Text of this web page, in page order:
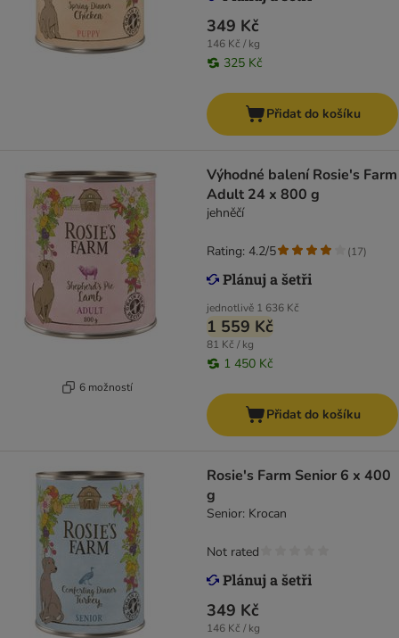
349 Kč
146 Kč / kg
325 Kč
Přidat do košíku
6 možností
Výhodné balení Rosie's Farm
Adult 24 x 800 g
jehněčí
jednotlivě 1 636 Kč
1 559 Kč
81 Kč / kg
1 450 Kč
Rating: 4.2/5 (17)
Přidat do košíku
Rosie's Farm Senior 6 x 400
g
Senior: Krocan
349 Kč
146 Kč / kg
Not rated